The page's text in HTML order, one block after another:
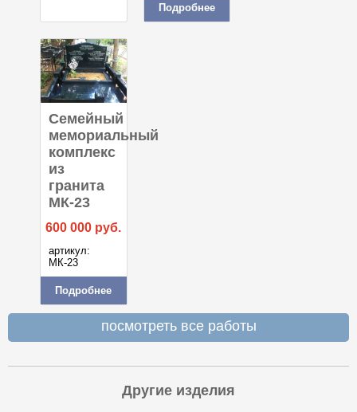
Подробнее
Семейный
мемориальный
комплекс
из
гранита
МК-23
600 000 руб.
артикул:
МК-23
Подробнее
посмотреть все работы
Другие изделия